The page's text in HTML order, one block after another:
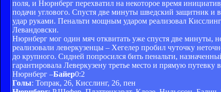
поля, и Нюрнберг перехватил на некоторое время
подачи углового. Спустя две минуты шведский защитник и
удар руками. Пенальти мощным ударом реализовал
Левандовски.
Нюрнберг мог один мяч отквитать уже спустя две минуты,
реализовали леверкузенцы – Хегелер пробил чуточку
до крупного. Сидней попросился бить пенальти,
гарантировала Леверкузену третье место и прямую
Нюрнберг –Байер0:2
Голы: Топрак, 26, Кисслинг, 26, пен